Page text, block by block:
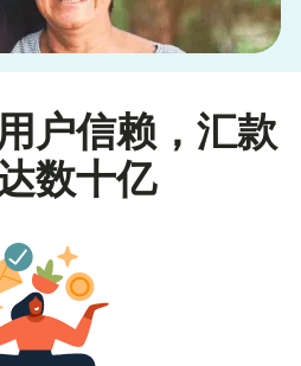
户信赖，汇款
数十亿